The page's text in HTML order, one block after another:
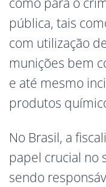
pública, tais
com utilização
munições bem
e até mesmo
produtos
No Brasil, a
papel crucial no
sendo